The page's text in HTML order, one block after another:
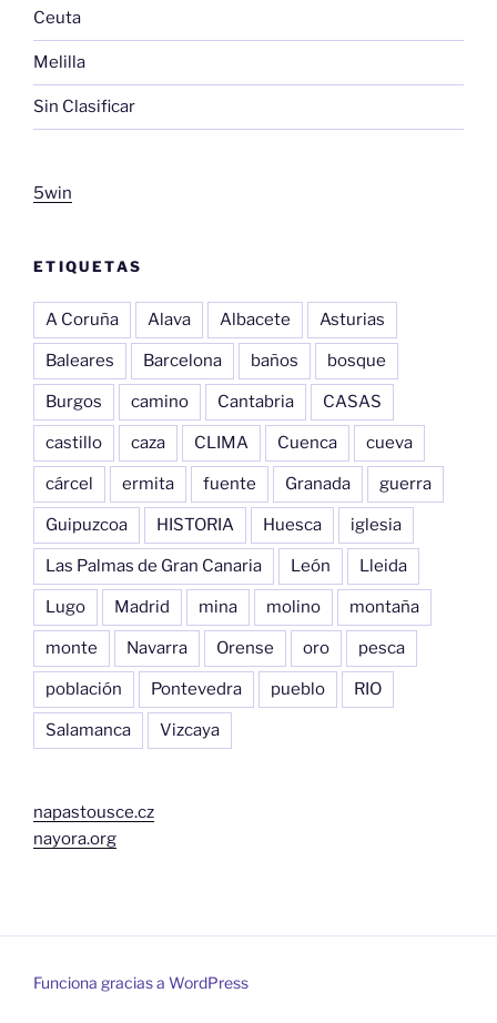
Ceuta
Melilla
Sin Clasificar
5win
ETIQUETAS
A Coruña Alava Albacete Asturias
Baleares Barcelona baños bosque
Burgos camino Cantabria CASAS
castillo caza CLIMA Cuenca cueva
cárcel ermita fuente Granada guerra
Guipuzcoa HISTORIA Huesca iglesia
Las Palmas de Gran Canaria León Lleida
Lugo Madrid mina molino montaña
monte Navarra Orense oro pesca
población Pontevedra pueblo RIO
Salamanca Vizcaya
napastousce.cz
nayora.org
Funciona gracias a WordPress